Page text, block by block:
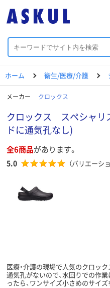
ホーム 衛生/医療/介護
メーカー クロックス
クロックス スペシャ
ドに通気孔なし)
全6商品があります。
5.0 （バリエーシ
医療・介護の現場で人気のクロッ
通気孔がないので、水回りでの作
ったら、ワンサイズ小さめのサイズ